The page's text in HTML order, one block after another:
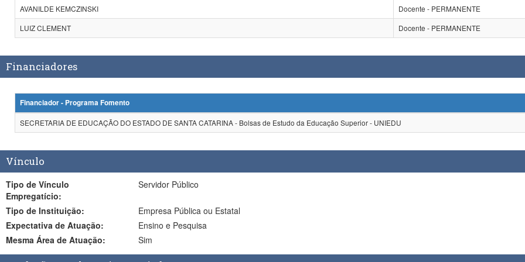
AVANILDE KEMCZINSKI
Docente - PERMANENTE
LUIZ CLEMENT
Docente - PERMANENTE
Financiadores
Financiador - Programa Fomento
SECRETARIA DE EDUCAÇÃO DO ESTADO DE SANTA CATARINA - Bolsas de Estudo da Educação Superior - UNIEDU
Vínculo
Tipo de Vínculo
Empregatício:
Servidor Público
Tipo de Instituição:
Empresa Pública ou Estatal
Expectativa de Atuação:
Ensino e Pesquisa
Mesma Área de Atuação:
Sim